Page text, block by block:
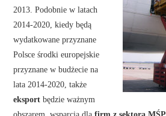
2013. Podobnie w latach
2014-2020, kiedy będą
wydatkowane przyznane
Polsce środki europejskie
przyznane w budżecie na
lata 2014-2020, także
eksport będzie ważnym